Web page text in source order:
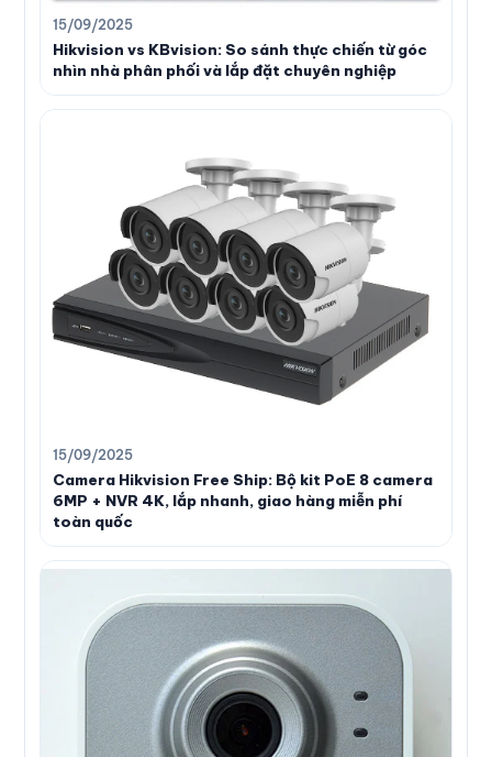
15/09/2025
Hikvision vs KBvision: So sánh thực chiến từ góc
nhìn nhà phân phối và lắp đặt chuyên nghiệp
15/09/2025
Camera Hikvision Free Ship: Bộ kit PoE 8 camera
6MP + NVR 4K, lắp nhanh, giao hàng miễn phí
toàn quốc